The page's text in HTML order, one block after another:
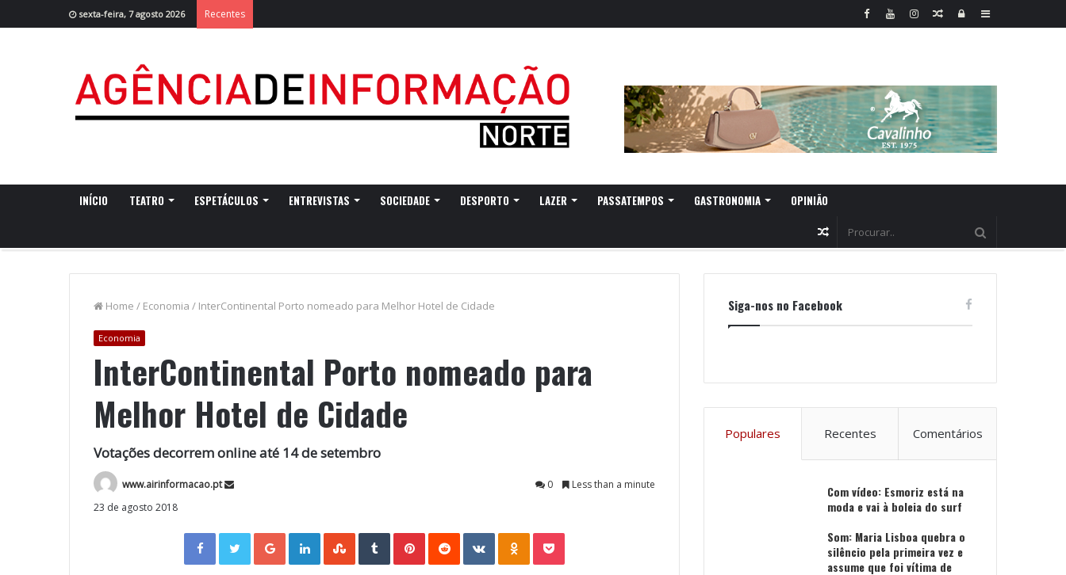
sexta-feira, 7 agosto 2026 Recentes Sidebar
Log
Random
INÍCIO TEATRO ESPETÁCULOS ENTREVISTAS SOCIEDADE DESPORTO LAZER PASSATEMPOS GASTRONOMIA OPINIÃO
Random
Home / Economia / InterContinental Porto nomeado para Melhor Hotel de Cidade
Economia
InterContinental Porto nomeado para
Melhor Hotel de Cidade
Votações decorrem online até 14 de setembro
www.airinformacao.pt 0
Less than a minute
23 de agosto 2018
Facebook Twitter Google+ LinkedIn StumbleUpon Tumblr VKontakte
Siga-nos no Facebook
Populares Recentes Comentários
Com vídeo: Esmoriz está na
moda e vai à boleia do surf
Som: Maria Lisboa quebra o
silêncio pela primeira vez e
assume que foi vítima de